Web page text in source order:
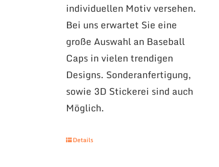
individuellen Motiv versehen.
Bei uns erwartet Sie eine
große Auswahl an Baseball
Caps in vielen trendigen
Designs. Sonderanfertigung,
sowie 3D Stickerei sind auch
Möglich.
Details